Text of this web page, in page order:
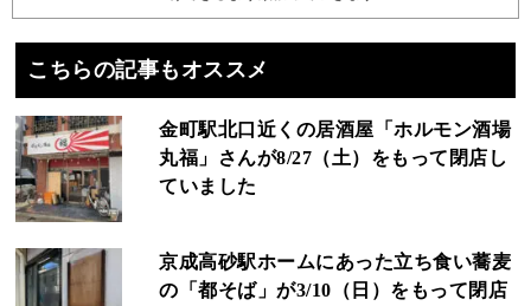
こちらの記事もオススメ
金町駅北口近くの居酒屋「ホルモン酒場
丸福」さんが8/27（土）をもって閉店し
ていました
京成高砂駅ホームにあった立ち食い蕎麦
の「都そば」が3/10（日）をもって閉店